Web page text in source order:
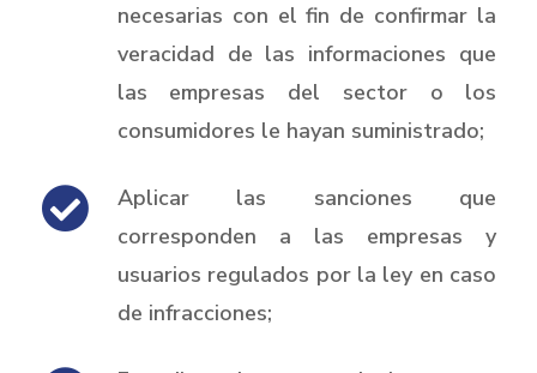
necesarias con el fin de confirmar la
veracidad de las informaciones que
las empresas del sector o los
consumidores le hayan suministrado;
Aplicar las sanciones que
corresponden a las empresas y
usuarios regulados por la ley en caso
de infracciones;